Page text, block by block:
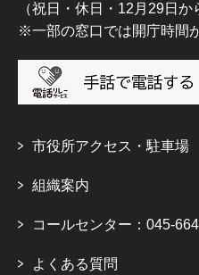
（祝日・休日・12月29日か
※一部の窓口では開庁時間
市役所アクセス・駐車場
組織案内
コールセンター：045-
よくある質問